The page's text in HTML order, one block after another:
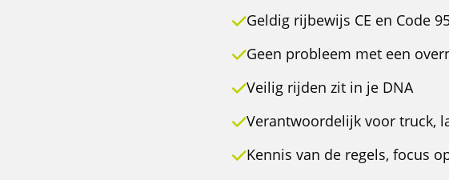
Geldig rijbewijs CE en Code
Geen probleem met een
Veilig rijden zit in je DNA
Verantwoordelijk voor truck,
Kennis van de regels, focus